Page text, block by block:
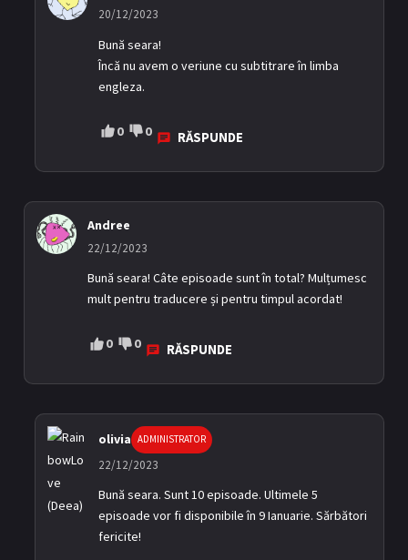
20/12/2023
Bună seara!
Încă nu avem o veriune cu subtitrare în limba
engleza.
0 0 RĂSPUNDE
Andree
22/12/2023
Bună seara! Câte episoade sunt în total? Mulțumesc
mult pentru traducere și pentru timpul acordat!
0 0 RĂSPUNDE
olivia ADMINISTRATOR
22/12/2023
Bună seara. Sunt 10 episoade. Ultimele 5
episoade vor fi disponibile în 9 Ianuarie. Sărbători
fericite!